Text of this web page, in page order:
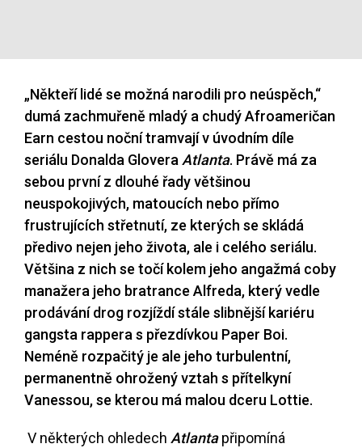
„Někteří lidé se možná narodili pro neúspěch,“
dumá zachmuřeně mladý a chudý Afroameričan
Earn cestou noční tramvají v úvodním díle
seriálu Donalda GloveraAtlanta. Právě má za
sebou první z dlouhé řady většinou
neuspokojivých, matoucích nebo přímo
frustrujících střetnutí, ze kterých se skládá
předivo nejen jeho života, ale i celého seriálu.
Většina z nich se točí kolem jeho angažmá coby
manažera jeho bratrance Alfreda, který vedle
prodávání drog rozjíždí stále slibnější kariéru
gangsta rappera s přezdívkou Paper Boi.
Neméně rozpačitý je ale jeho turbulentní,
permanentně ohrožený vztah s přítelkyní
Vanessou, se kterou má malou dceru Lottie.
V některých ohledech Atlanta připomíná